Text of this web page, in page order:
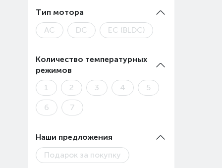
Тип мотора
AC
DC EC (BLDC)
Количество температурных
режимов
1
2 3 4 5
6 7
Наши предложения
Подарок за покупку